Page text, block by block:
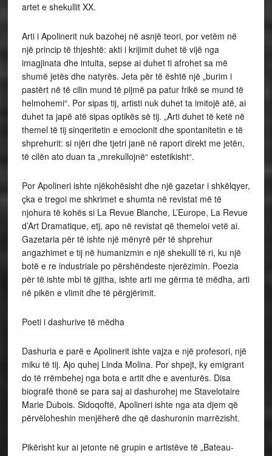
artet e shekullit XX.
Arti i Apolinerit nuk bazohej në asnjë teori, por vetëm në
një princip të thjeshtë: akti i krijimit duhet të vijë nga
imagjinata dhe intuita, sepse ai duhet ti afrohet sa më
shumë jetës dhe natyrës. Jeta për të është një „burim i
pastërt në të cilin mund të pijmë pa patur frikë se mund të
helmohemi“. Por sipas tij, artisti nuk duhet ta imitojë atë, ai
duhet ta japë atë sipas optikës së tij. „Arti duhet të ketë në
themel të tij sinqeritetin e emocionit dhe spontanitetin e të
shprehurit: si njëri dhe tjetri janë në raport direkt me jetën,
të cilën ato duan ta „mrekullojnë“ estetikisht“.
Por Apolineri ishte njëkohësisht dhe një gazetar i shkëlqyer,
çka e tregoi me shkrimet e shumta në revistat më të
njohura të kohës si La Revue Blanche, L’Europe, La Revue
d’Art Dramatique, etj, apo në revistat që themeloi vetë ai.
Gazetaria për të ishte një mënyrë për të shprehur
angazhimet e tij në humanizmin e një shekulli të ri, ku një
botë e re industriale po përshëndeste njerëzimin. Poezia
për të ishte mbi të gjitha, ishte arti me gërma të mëdha, arti
në pikën e vlimit dhe të përgjërimit.
Poeti i dashurive të mëdha
Dashuria e parë e Apolinerit ishte vajza e një profesori, një
miku të tij. Ajo quhej Linda Molina. Por shpejt, ky emigrant
do të rrëmbehej nga bota e artit dhe e aventurës. Disa
biografë thonë se para saj ai dashurohej me Stavelotaire
Marie Dubois. Sidoqoftë, Apolineri ishte nga ata djem që
përvëloheshin menjëherë dhe që dashuronin marrëzisht.
Pikërisht kur ai jetonte në grupin e artistëve të „Bateau-